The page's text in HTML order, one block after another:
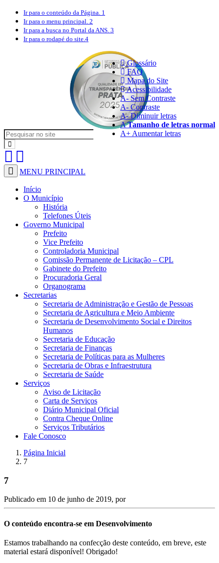
Ir para o conteúdo da Página. 1
Ir para o menu principal. 2
Ir para a busca no Portal da ANS. 3
Ir para o rodapé do site.4
Glossário
FAQ
Mapa do Site
Acessibilidade
A- Sem Contraste
A- Contraste
A- Diminuir letras
ATamanho de letras normal
A+ Aumentar letras
MENU PRINCIPAL
Início
O Município
História
Telefones Úteis
Governo Municipal
Prefeito
Vice Prefeito
Controladoria Municipal
Comissão Permanente de Licitação – CPL
Gabinete do Prefeito
Procuradoria Geral
Organograma
Secretarias
Secretaria de Administração e Gestão de Pessoas
Secretaria de Agricultura e Meio Ambiente
Secretaria de Desenvolvimento Social e Direitos
Humanos
Secretaria de Educação
Secretaria de Finanças
Secretaria de Políticas para as Mulheres
Secretaria de Obras e Infraestrutura
Secretaria de Saúde
Serviços
Aviso de Licitação
Carta de Serviços
Diário Municipal Oficial
Contra Cheque Online
Serviços Tributários
Fale Conosco
Página Inicial
7
7
Publicado em 10 de junho de 2019, por
O conteúdo encontra-se em Desenvolvimento
Estamos trabalhando na confecção deste conteúdo, em breve, este
material estará disponível! Obrigado!